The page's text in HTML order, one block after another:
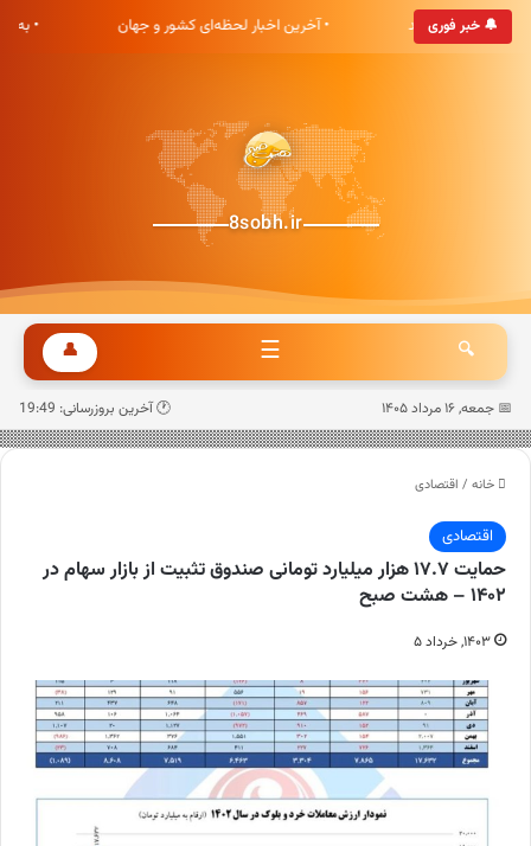
🔔 خبر فوری
صبح خوش آمدید • آخرین اخبار لحظه‌ای کشور و جهان •
8sobh.ir
🔍
☰
👤
📅 جمعه, ۱۶ مرداد ۱۴۰۵ 🕐 آخرین بروزرسانی: 19:49
خانه / اقتصادی
اقتصادی
حمایت ۱۷.۷ هزار میلیارد تومانی صندوق تثبیت از بازار سهام در
۱۴۰۲ – هشت صبح
۱۴۰۳, خرداد ۵